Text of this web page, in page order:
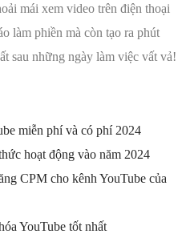
mái xem video trên điện thoại
làm phiền mà còn tạo ra phút
sau những ngày làm việc vất vả!
miễn phí và có phí 2024
hoạt động vào năm 2024
CPM cho kênh YouTube của
YouTube tốt nhất